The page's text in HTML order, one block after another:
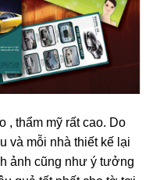
, thẩm mỹ rất cao. Do
và mỗi nhà thiết kế lại
ảnh cũng như ý tưởng